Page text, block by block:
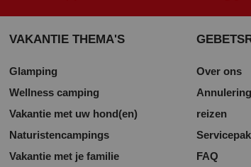
VAKANTIE THEMA'S
Glamping
Wellness camping
Vakantie met uw hond(en)
Naturistencampings
Vakantie met je familie
Over ons
reizen
FAQ